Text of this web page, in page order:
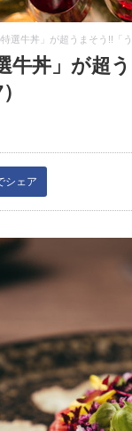
選牛丼」が超うまそう!!「
丼」が超
シェア